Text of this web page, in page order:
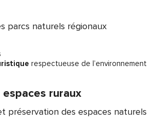
parcs naturels régionaux
respectueuse de l’environnement
ruraux
préservation des espaces naturels